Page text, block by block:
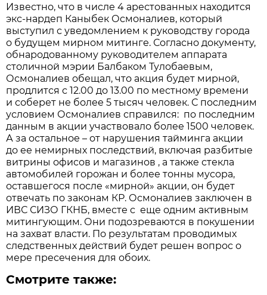
Известно, что в числе 4 арестованных находится
экс-нардеп Каныбек Осмоналиев, который
выступил с уведомлением к руководству города
о будущем мирном митинге. Согласно документу,
обнародованному руководителем аппарата
столичной мэрии Балбаком Тулобаевым,
Осмоналиев обещал, что акция будет мирной,
продлится с 12.00 до 13.00 по местному времени
и соберет не более 5 тысяч человек. С последним
условием Осмоналиев справился: по последним
данным в акции участвовало более 1500 человек.
А за остальное – от нарушения тайминга акции
до ее немирных последствий, включая разбитые
витрины офисов и магазинов , а также стекла
автомобилей горожан и более тонны мусора,
оставшегося после «мирной» акции, он будет
отвечать по законам КР. Осмоналиев заключен в
ИВС СИЗО ГКНБ, вместе с еще одним активным
митингующим. Они подозреваются в покушении
на захват власти. По результатам проводимых
следственных действий будет решен вопрос о
мере пресечения для обоих.
Смотрите также: